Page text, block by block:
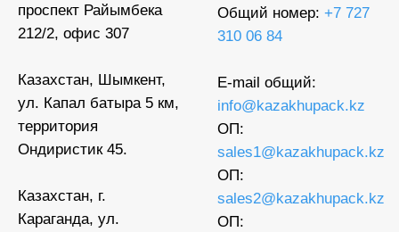
проспект Райымбека
212/2, офис 307
Казахстан, Шымкент,
ул. Капал батыра 5 км,
территория
Ондиристик 45.
Казахстан, г.
Караганда, ул.
Общий номер: +7 727
310 06 84
E-mail общий:
info@kazakhupack.kz
ОП:
sales1@kazakhupack.kz
ОП:
sales2@kazakhupack.kz
ОП: